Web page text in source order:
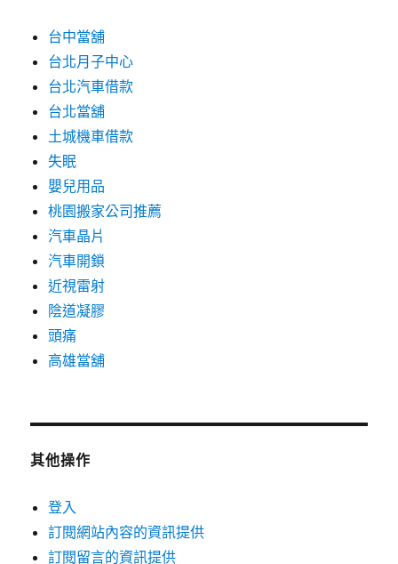
台中當舖
台北月子中心
台北汽車借款
台北當舖
土城機車借款
失眠
嬰兒用品
桃園搬家公司推薦
汽車晶片
汽車開鎖
近視雷射
陰道凝膠
頭痛
高雄當舖
其他操作
登入
訂閱網站內容的資訊提供
訂閱留言的資訊提供